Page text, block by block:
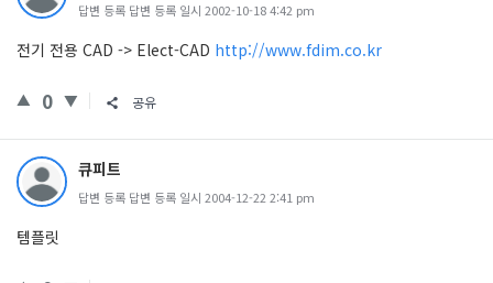
답변 등록 답변 등록 일시 2002-10-18 4:42 pm
전기 전용 CAD -> Elect-CAD http://www.fdim.co.kr
0 공유
큐피트
답변 등록 답변 등록 일시 2004-12-22 2:41 pm
템플릿